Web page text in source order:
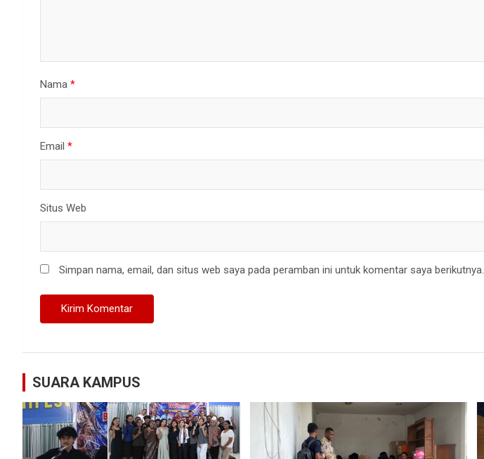
Nama *
Email *
Situs Web
Simpan nama, email, dan situs web saya pada peramban ini untuk komentar saya berikutnya.
SUARA KAMPUS